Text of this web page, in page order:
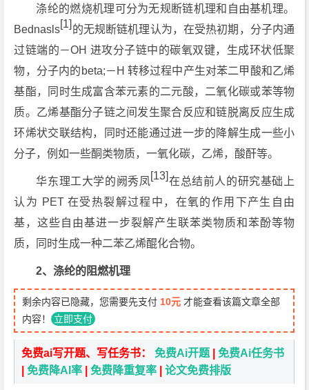
涤纶的燃烧机理可分为无规断链机理和自由基机理。
Bednasls[1] 的无规断链机理认为，在受热初期，分子内通
过链端的－OH 进攻分子链中的碳氧双键，生成环状低聚
物，分子内的beta;－H 转移过程中产生对苯二甲酸和乙烯
基酯，同时生成富含苯元素的二元酸，二氧化碳或苯等物
质。乙烯基酯分子链之间发生聚合反应和链脱离反应生成
环烯状交联结构，同时还能通过进一步的降解生成一些小
分子，例如一些酮类物质，一氧化碳，乙烯，酸酐等。
华东理工大学的阙秀凤[13]在总结前人的研究基础上
认为 PET 在受热裂解过程中，在氧的作用下产生自由
基，这些自由基进一步裂解产生联苯类物质和苯酚等物
质，同时生成一种二苯乙烯醌化合物。
2、涤纶的阻燃机理
剩余内容已隐藏，您需要先支付 10元 才能查看该篇文章全部
内容！ 立即支付
免费ai写开题、写任务书：免费Ai开题 |免费Ai任务书
|免费降AI率 |免费降重复率 |论文免费排版